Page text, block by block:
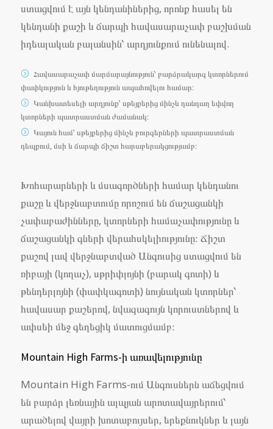
ստացվում է այն կենդանիներից, որոնք հասել են
կենդանի քաշի և ճարպի հավասարաչափ բաշխման
իդեալական բալանսին՝ արդյունքում ունենալով.
Հավասարաչափ մարմարայնություն՝ բարձրակարգ կտորներում
փափկություն և հյութեղություն ապահովելու համար։
Կանխատեսելի արդյունք՝ սթեյքերից մինչև դանդաղ եփվող
կտորների պատրաստման ժամանակ։
Կայուն համ՝ սթեյքերից մինչև բուրգերների պատրաստման
դեպքում, մսի և ճարպի ճիշտ հարաբերակցությամբ։
Խոհարարների և մսագործների համար կենդանու
քաշը և վերջնաբտումը որոշում են ճաշացանկի
չափաբաժինները, կտորների համաչափությունը և
ճաշացանկի գների վերահսկելիությունը։ Ճիշտ
քաշով լավ վերջնաբտված Անգուսից ստացվում են
ռիբայի (կողաչ), սթրիփլոյնի (բարակ գոտի) և
թենդերլոյնի (փափկագոտի) նույնական կտորներ՝
հավասար քաշերով, նվազագույն կորուստներով և
ափսեի մեջ գեղեցիկ մատուցմամբ։
Mountain High Farms-ի առավելությունը
Mountain High Farms-ում Անգուսներն աճեցվում
են բարձր լեռնային ալպյան արոտավայրերում՝
արածելով վայրի խոտաբույսեր, երեքնուկներ և լայն